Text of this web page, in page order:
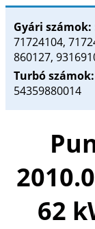
Gyári számok:
71724104,
860127,
Turbó számok:
54359880014
62